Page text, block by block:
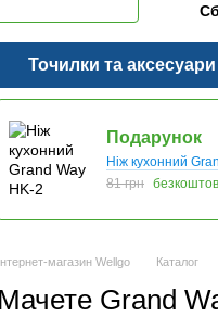
Точилки та аксесуари
Подарунок
Ніж кухонний
81 грн
магазин Wellgo Каталог
Мачете Grand